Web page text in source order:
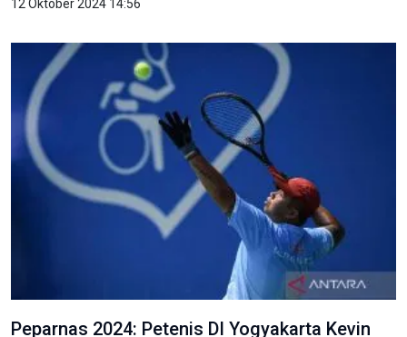
12 Oktober 2024 14:56
Peparnas 2024: Petenis DI Yogyakarta Kevin